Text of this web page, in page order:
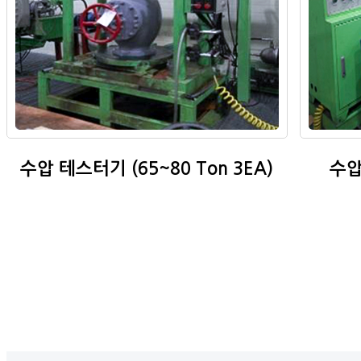
수압 테스터기 (65~80 Ton 3EA) 수